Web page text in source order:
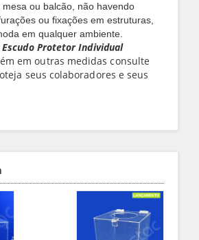
ou balcão, não havendo
ou fixações em estruturas,
em qualquer ambiente.
Escudo Protetor Individual
em outras medidas consulte
seus colaboradores e seus